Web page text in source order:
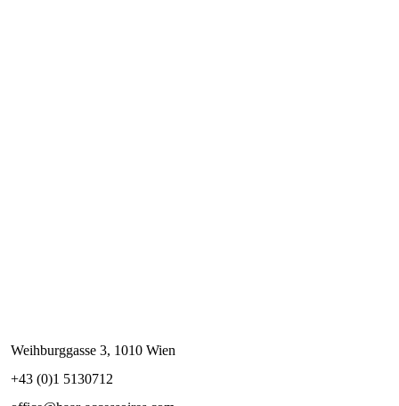
Weihburggasse 3, 1010 Wien
+43 (0)1 5130712